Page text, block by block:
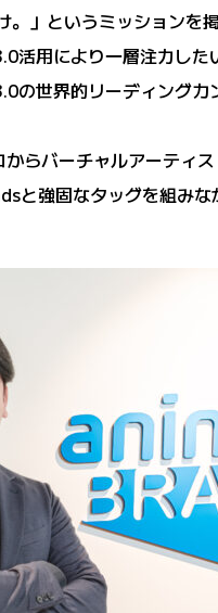
。」というミッション
活用により一層注力した
の世界的リーディング
らバーチャルアーティ
と強固なタッグを組み